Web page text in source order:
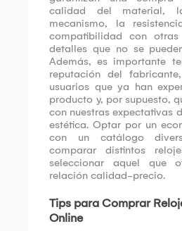
calidad del material,
mecanismo, la
compatibilidad con
detalles que no se
Además, es importante
reputación del
usuarios que ya han
producto y, por supuesto,
con nuestras expectativas
estética. Optar por un
con un catálogo
comparar distintos
seleccionar aquel que
relación calidad-precio.
Tips para Comprar
Online